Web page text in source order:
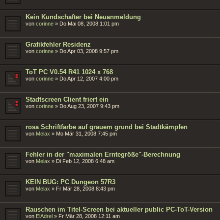
Kein Kundschafter bei Neuanmeldung
von corinne » Do Mai 08, 2008 1:01 pm
Grafikfehler Residenz
von corinne » Do Apr 03, 2008 9:57 pm
ToT PC V0.54 R41 1024 x 768
von corinne » Do Apr 12, 2007 4:00 pm
Stadtscreen Client friert ein
von corinne » Do Aug 23, 2007 9:43 pm
rosa Schriftfarbe auf grauem grund bei Stadtkämpfen
von Melax » Mo Mär 31, 2008 7:45 pm
Fehler in der "maximalen Erntegröße"-Berechnung
von Melax » Di Feb 12, 2008 6:48 am
KEIN BUG: PC Dungeon 57R3
von Melax » Fr Mär 28, 2008 8:43 pm
Rauschen im Titel-Screen bei aktueller public PC-ToT-Version
von ElAdrel » Fr Mär 28, 2008 12:11 am